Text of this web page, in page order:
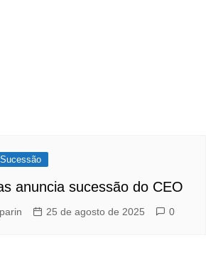
Sucessão
anuncia sucessão do CEO
25 de agosto de 2025 0